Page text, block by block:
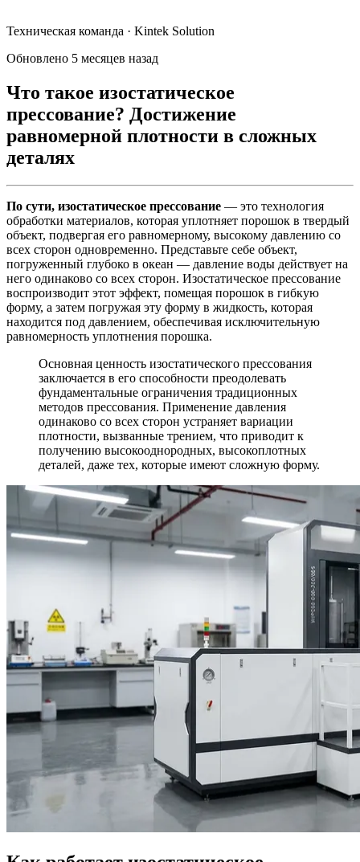
Техническая команда · Kintek Solution
Обновлено 5 месяцев назад
Что такое изостатическое
прессование? Достижение
равномерной плотности в сложных
деталях
По сути, изостатическое прессование — это технология
обработки материалов, которая уплотняет порошок в твердый
объект, подвергая его равномерному, высокому давлению со
всех сторон одновременно. Представьте себе объект,
погруженный глубоко в океан — давление воды действует на
него одинаково со всех сторон. Изостатическое прессование
воспроизводит этот эффект, помещая порошок в гибкую
форму, а затем погружая эту форму в жидкость, которая
находится под давлением, обеспечивая исключительную
равномерность уплотнения порошка.
Основная ценность изостатического прессования
заключается в его способности преодолевать
фундаментальные ограничения традиционных
методов прессования. Применение давления
одинаково со всех сторон устраняет вариации
плотности, вызванные трением, что приводит к
получению высокооднородных, высокоплотных
деталей, даже тех, которые имеют сложную форму.